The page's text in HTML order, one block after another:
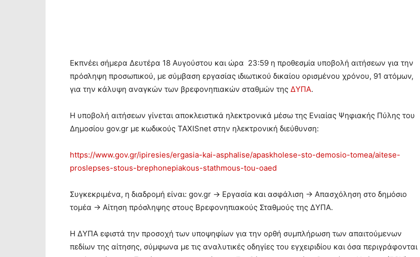
Εκπνέει σήμερα Δευτέρα 18 Αυγούστου και ώρα 23:59 η προθεσμία υποβολή αιτήσεων για την
πρόσληψη προσωπικού, με σύμβαση εργασίας ιδιωτικού δικαίου ορισμένου χρόνου, 91 ατόμων,
για την κάλυψη αναγκών των βρεφονηπιακών σταθμών της ΔΥΠΑ.
Η υποβολή αιτήσεων γίνεται αποκλειστικά ηλεκτρονικά μέσω της Ενιαίας Ψηφιακής Πύλης του
Δημοσίου gov.gr με κωδικούς TAXISnet στην ηλεκτρονική διεύθυνση:
https://www.gov.gr/ipiresies/ergasia-kai-asphalise/apaskholese-sto-demosio-tomea/aitese-
proslepses-stous-brephonepiakous-stathmous-tou-oaed
Συγκεκριμένα, η διαδρομή είναι: gov.gr → Εργασία και ασφάλιση → Απασχόληση στο δημόσιο
τομέα → Αίτηση πρόσληψης στους Βρεφονηπιακούς Σταθμούς της ΔΥΠΑ.
Η ΔΥΠΑ εφιστά την προσοχή των υποψηφίων για την ορθή συμπλήρωση των απαιτούμενων
πεδίων της αίτησης, σύμφωνα με τις αναλυτικές οδηγίες του εγχειριδίου και όσα περιγράφονται